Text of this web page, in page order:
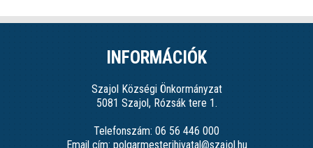
INFORMÁCIÓK
Szajol Községi Önkormányzat
5081 Szajol, Rózsák tere 1.
Telefonszám: 06 56 446 000
Email cím: polgarmesterihivatal@szajol.hu